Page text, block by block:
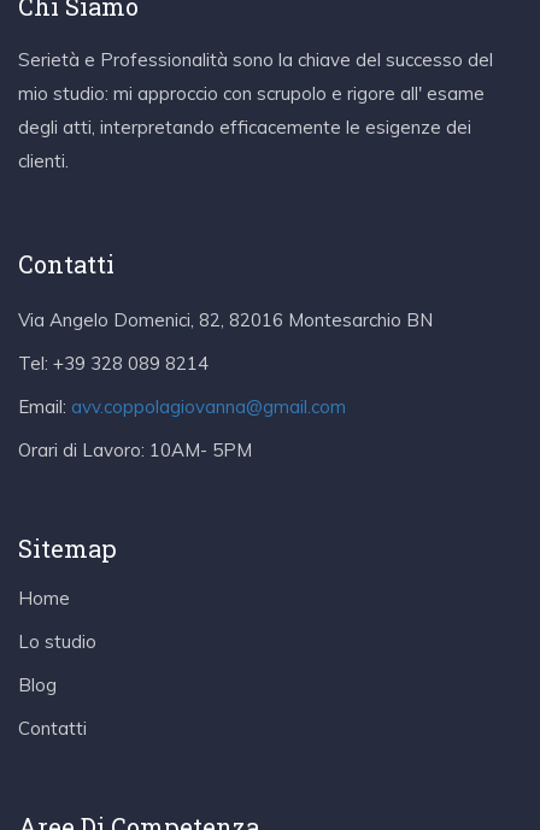
Serietà e Professionalità sono la chiave del successo del
mio studio: mi approccio con scrupolo e rigore all' esame
degli atti, interpretando efficacemente le esigenze dei
clienti.
Contatti
Via Angelo Domenici, 82, 82016 Montesarchio BN
Tel: +39 328 089 8214
Email: avv.coppolagiovanna@gmail.com
Orari di Lavoro: 10AM- 5PM
Sitemap
Home
Lo studio
Blog
Contatti